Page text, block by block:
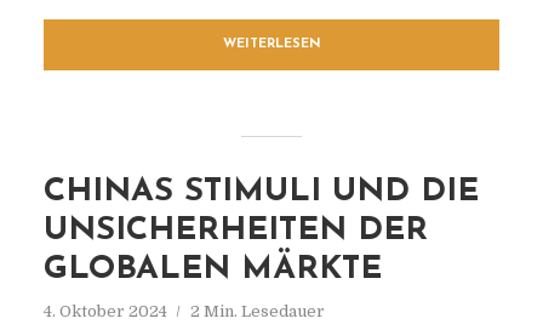
WEITERLESEN
CHINAS STIMULI UND DIE
UNSICHERHEITEN DER
GLOBALEN MÄRKTE
4. Oktober 2024 2 Min. Lesedauer